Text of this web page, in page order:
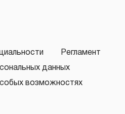
Регламент
данных
возможностях